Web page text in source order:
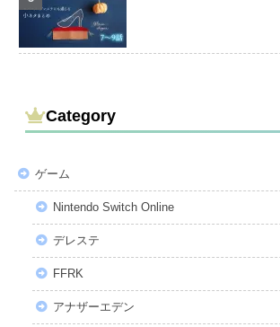
Category
ゲーム
Nintendo Switch Online
デレステ
FFRK
アナザーエデン